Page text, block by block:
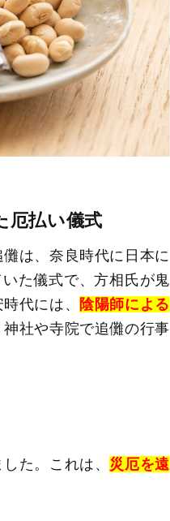
厄払い儀式
儺は、奈良時代に日本に
た儀式で、方相氏が鬼
代には、 陰陽師による
社や寺院で追儺の行事
た。これは、 災厄を遠